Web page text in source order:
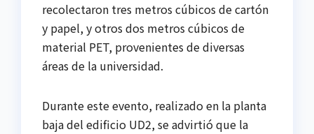
recolectaron tres metros cúbicos de cartón
y papel, y otros dos metros cúbicos de
material PET, provenientes de diversas
áreas de la universidad.
Durante este evento, realizado en la planta
baja del edificio UD2, se advirtió que la